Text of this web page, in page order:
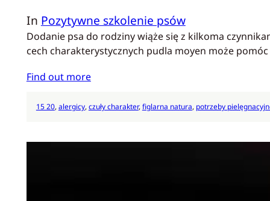
In Pozytywne szkolenie psów
Dodanie psa do rodziny wiąże się z kilkoma
cech charakterystycznych pudla moyen może
Find out more
15 20, alergicy, czuły charakter, figlarna natura, potrzeby